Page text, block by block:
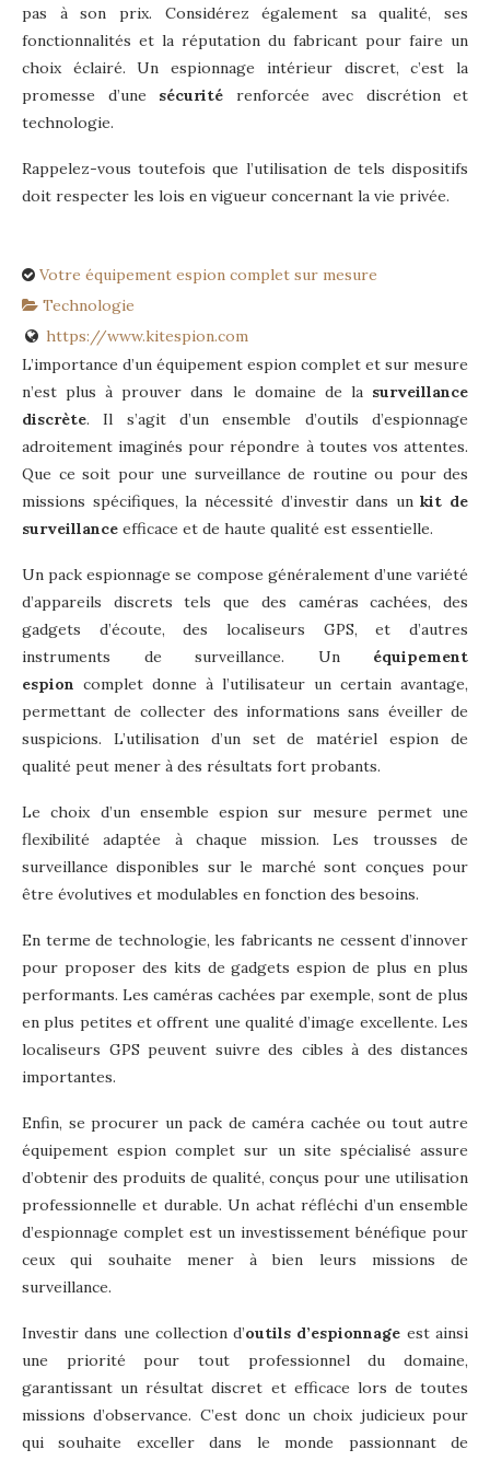
pas à son prix. Considérez également sa qualité, ses
fonctionnalités et la réputation du fabricant pour faire un
choix éclairé. Un espionnage intérieur discret, c’est la
promesse d’une sécurité renforcée avec discrétion et
technologie.
Rappelez-vous toutefois que l’utilisation de tels dispositifs
doit respecter les lois en vigueur concernant la vie privée.
Votre équipement espion complet sur mesure
Technologie
https://www.kitespion.com
L’importance d’un équipement espion complet et sur mesure
n’est plus à prouver dans le domaine de la surveillance
discrète. Il s’agit d’un ensemble d’outils d’espionnage
adroitement imaginés pour répondre à toutes vos attentes.
Que ce soit pour une surveillance de routine ou pour des
missions spécifiques, la nécessité d’investir dans unkit de
surveillance efficace et de haute qualité est essentielle.
Un pack espionnage se compose généralement d’une variété
d’appareils discrets tels que des caméras cachées, des
gadgets d’écoute, des localiseurs GPS, et d’autres
instruments de surveillance. Un équipement
espion complet donne à l’utilisateur un certain avantage,
permettant de collecter des informations sans éveiller de
suspicions. L’utilisation d’un set de matériel espion de
qualité peut mener à des résultats fort probants.
Le choix d’un ensemble espion sur mesure permet une
flexibilité adaptée à chaque mission. Les trousses de
surveillance disponibles sur le marché sont conçues pour
être évolutives et modulables en fonction des besoins.
En terme de technologie, les fabricants ne cessent d’innover
pour proposer des kits de gadgets espion de plus en plus
performants. Les caméras cachées par exemple, sont de plus
en plus petites et offrent une qualité d’image excellente. Les
localiseurs GPS peuvent suivre des cibles à des distances
importantes.
Enfin, se procurer un pack de caméra cachée ou tout autre
équipement espion complet sur un site spécialisé assure
d’obtenir des produits de qualité, conçus pour une utilisation
professionnelle et durable. Un achat réfléchi d’un ensemble
d’espionnage complet est un investissement bénéfique pour
ceux qui souhaite mener à bien leurs missions de
surveillance.
Investir dans une collection d’outils d’espionnage est ainsi
une priorité pour tout professionnel du domaine,
garantissant un résultat discret et efficace lors de toutes
missions d’observance. C’est donc un choix judicieux pour
qui souhaite exceller dans le monde passionnant de